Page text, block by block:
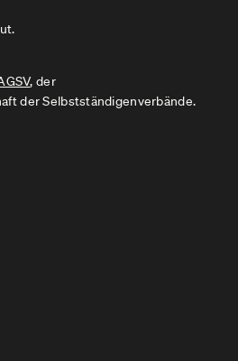
, der
der Selbstständigenverbände.